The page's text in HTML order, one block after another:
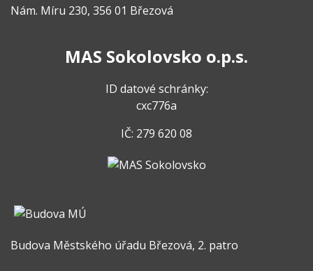
Nám. Míru 230, 356 01 Březová
MAS Sokolovsko o.p.s.
ID datové schránky:
cxc776a
IČ: 279 620 08
Budova Městského úřadu Březová, 2. patro